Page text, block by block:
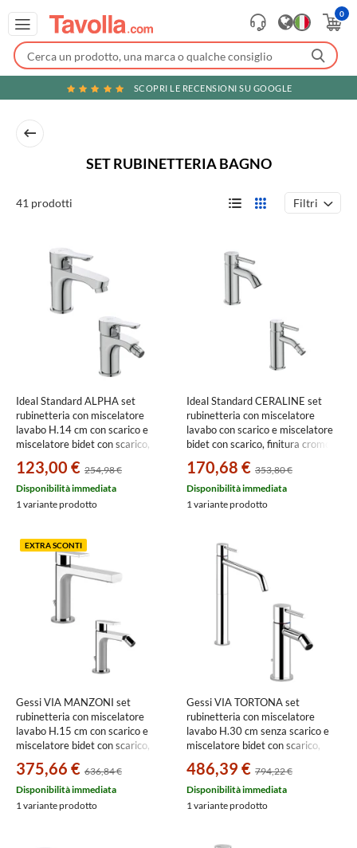
0
SCOPRI LE RECENSIONI SU GOOGLE
SET RUBINETTERIA BAGNO
41 prodotti Filtri
Ideal Standard ALPHA set
rubinetteria con miscelatore
lavabo H.14 cm con scarico e
miscelatore bidet con scarico,
123,00 € 254,98 €
Disponibilità immediata
1 variante prodotto
Ideal Standard CERALINE set
rubinetteria con miscelatore
lavabo con scarico e miscelatore
bidet con scarico, finitura cromo
170,68 € 353,80 €
Disponibilità immediata
1 variante prodotto
EXTRA SCONTI
Gessi VIA MANZONI set
rubinetteria con miscelatore
lavabo H.15 cm con scarico e
miscelatore bidet con scarico,
375,66 € 636,84 €
Disponibilità immediata
1 variante prodotto
Gessi VIA TORTONA set
rubinetteria con miscelatore
lavabo H.30 cm senza scarico e
miscelatore bidet con scarico,
486,39 € 794,22 €
Disponibilità immediata
1 variante prodotto